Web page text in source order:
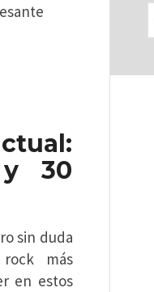
y 30
sin duda
más
en estos